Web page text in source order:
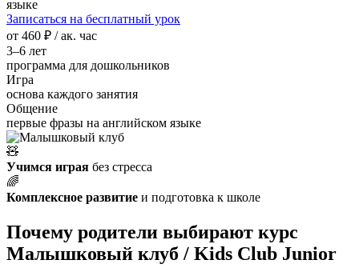
языке
Записаться на бесплатный урок
от 460 ₽ / ак. час
3–6 лет
программа для дошкольников
Игра
основа каждого занятия
Общение
первые фразы на английском языке
🧸
Учимся играя без стресса
🌈
Комплексное развитие и подготовка к школе
Почему родители выбирают курс
Малышковый клуб / Kids Club Junior